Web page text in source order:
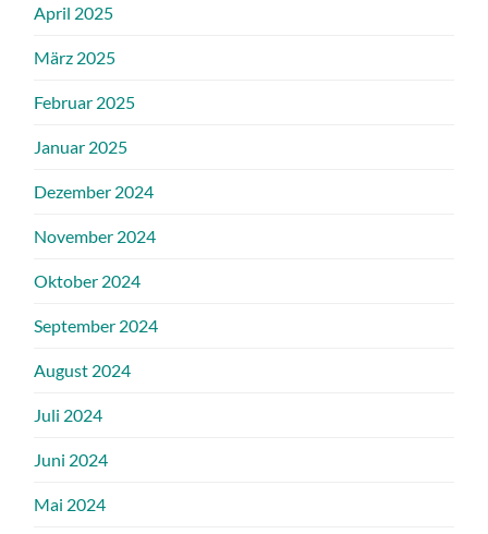
April 2025
März 2025
Februar 2025
Januar 2025
Dezember 2024
November 2024
Oktober 2024
September 2024
August 2024
Juli 2024
Juni 2024
Mai 2024